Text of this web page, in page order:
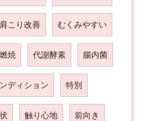
肩こり改善 むくみやすい
焼 代謝酵素 腸内菌
ディション 特別
触り心地 前向き